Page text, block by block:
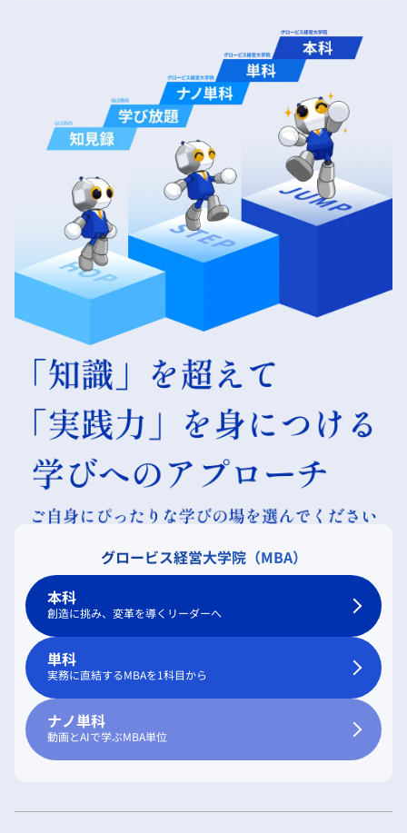
グロービス経営大学院（MBA）
本科
創造に挑み、変革を導くリーダーへ
単科
実務に直結するMBAを1科目から
ナノ単科
動画とAIで学ぶMBA単位